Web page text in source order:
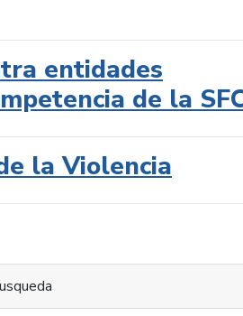
entidades
de la
la Violencia